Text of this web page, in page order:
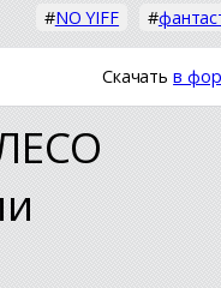
#NO YIFF #
Скачатьв